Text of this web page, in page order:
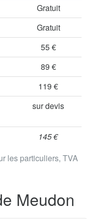
les particuliers, TVA
Gratuit
Gratuit
55 €
89 €
119 €
sur devis
145 €
Meudon